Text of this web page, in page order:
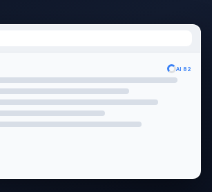
AI 82